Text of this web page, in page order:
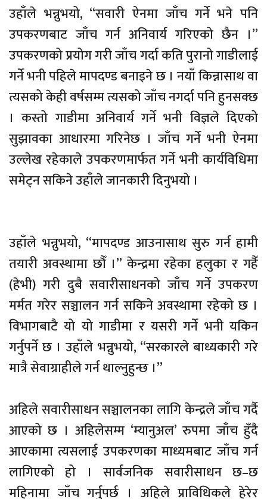
उहाँले भन्नुभयो, “सवारी ऐनमा जाँच गर्ने भने पनि
उपकरणबाट जाँच गर्न अनिवार्य गरिएको छैन ।”
उपकरणको प्रयोग गरी जाँच गर्दा कति पुरानो गाडीलाई
गर्ने भनी पहिले मापदण्ड बनाइने छ । नयाँ किन्नासाथ वा
त्यसको केही वर्षसम्म त्यसको जाँच नगर्दा पनि हुनसक्छ
। कस्तो गाडीमा अनिवार्य गर्ने भनी विज्ञले दिएको
सुझावका आधारमा गरिनेछ । जाँच गर्ने भनी ऐनमा
उल्लेख रहेकाले उपकरणमार्फत गर्ने भनी कार्यविधिमा
समेट्न सकिने उहाँले जानकारी दिनुभयो ।
उहाँले भन्नुभयो, “मापदण्ड आउनासाथ सुरु गर्न हामी
तयारी अवस्थामा छौँ ।” केन्द्रमा रहेका हलुका र गहैँ
(हेभी) गरी दुबै सवारीसाधनको जाँच गर्ने उपकरण
मर्मत गरेर सञ्चालन गर्न सकिने अवस्थामा रहेको छ ।
विभागबाटै यो यो गाडीमा र यसरी गर्ने भनी यकिन
गर्नुपर्ने छ । उहाँले भन्नुभयो, “सरकारले बाध्यकारी गरे
मात्रै सेवाग्राहीले गर्न थाल्नुहुन्छ ।”
अहिले सवारीसाधन सञ्चालनका लागि केन्द्रले जाँच गर्दै
आएको छ । अहिलेसम्म ‘म्यानुअल’ रुपमा जाँच हुँदै
आएकामा त्यसलाई उपकरणका माध्यमबाट जाँच गर्न
लागिएको हो । सार्वजनिक सवारीसाधन छ–छ
महिनामा जाँच गर्नुपर्छ । अहिले प्राविधिकले हेरेर